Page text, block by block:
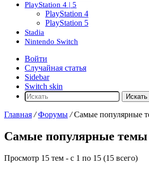
PlayStation 4 | 5
PlayStation 4
PlayStation 5
Stadia
Nintendo Switch
Войти
Случайная статья
Sidebar
Switch skin
Искать
Главная / Форумы / Самые популярные
Самые популярные темы
Просмотр 15 тем - с 1 по 15 (15 всего)